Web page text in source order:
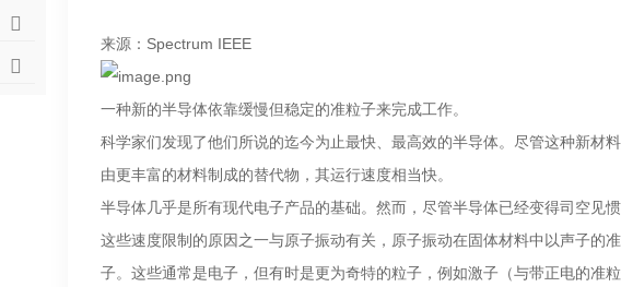
来源：Spectrum IEEE
一种新的半导体依靠缓慢但稳定的准粒子来完成工作。
科学家们发现了他们所说的迄今为止最快、最高效的半导体。尽管这种新材
由更丰富的材料制成的替代物，其运行速度相当快。
半导体几乎是所有现代电子产品的基础。然而，尽管半导体已经变得司空见
这些速度限制的原因之一与原子振动有关，原子振动在固体材料中以声子的
子。这些通常是电子，但有时是更为奇特的粒子，例如激子（与带正电的准